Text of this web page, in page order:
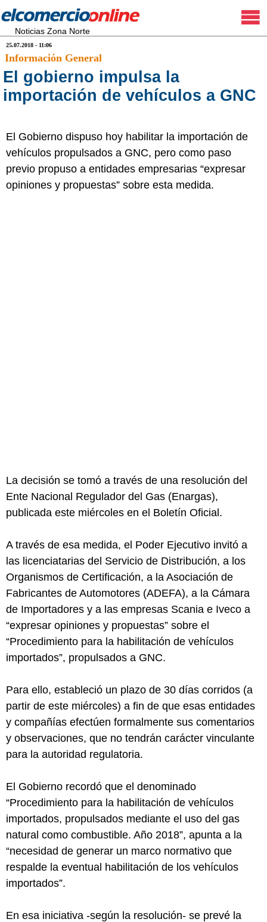
Noticias Zona Norte
25.07.2018 - 11:06
Información General
El gobierno impulsa la
importación de vehículos a GNC
El Gobierno dispuso hoy habilitar la importación de
vehículos propulsados a GNC, pero como paso
previo propuso a entidades empresarias “expresar
opiniones y propuestas” sobre esta medida.
La decisión se tomó a través de una resolución del
Ente Nacional Regulador del Gas (Enargas),
publicada este miércoles en el Boletín Oficial.
A través de esa medida, el Poder Ejecutivo invitó a
las licenciatarias del Servicio de Distribución, a los
Organismos de Certificación, a la Asociación de
Fabricantes de Automotores (ADEFA), a la Cámara
de Importadores y a las empresas Scania e Iveco a
“expresar opiniones y propuestas” sobre el
“Procedimiento para la habilitación de vehículos
importados”, propulsados a GNC.
Para ello, estableció un plazo de 30 días corridos (a
partir de este miércoles) a fin de que esas entidades
y compañías efectúen formalmente sus comentarios
y observaciones, que no tendrán carácter vinculante
para la autoridad regulatoria.
El Gobierno recordó que el denominado
“Procedimiento para la habilitación de vehículos
importados, propulsados mediante el uso del gas
natural como combustible. Año 2018”, apunta a la
“necesidad de generar un marco normativo que
respalde la eventual habilitación de los vehículos
importados”.
En esa iniciativa -según la resolución- se prevé la